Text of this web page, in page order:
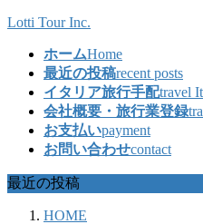
コ
ッ
プ
ナ
移
動
Lotti Tour Inc.
ホームHome
最近の投稿recent posts
イタリア旅行手配travel
会社概要・旅行業登録
お支払いpayment
お問い合わせcontact
最近の投稿
HOME